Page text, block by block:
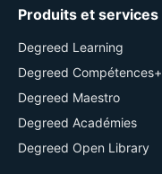
Produits et services
Degreed Learning
Degreed Compétences+
Degreed Maestro
Degreed Académies
Degreed Open Library